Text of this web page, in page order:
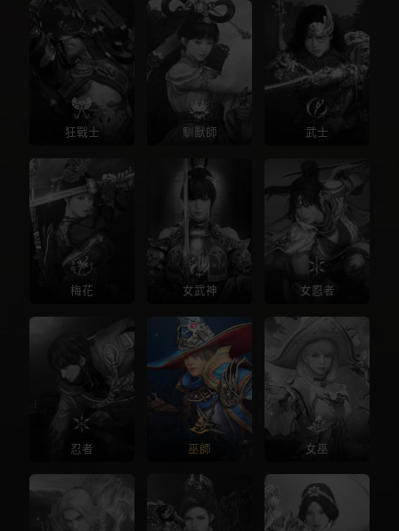
狂戰士 馴獸師 武士
梅花 女武神 女忍者
忍者 巫師 女巫